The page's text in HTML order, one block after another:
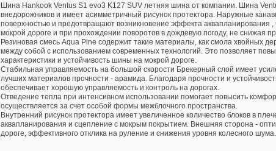
Шина Hankook Ventus S1 evo3 K127 SUV летняя шина от компании. Шина
внедорожников и имеет асимметричный рисунок протектора. Наружные
поверхностью и предотвращают возникновение эффекта
мокрой дороге и при прохождении поворотов в дождевую погоду, не снижая
Резиновая смесь Aqua Pine содержит такие материалы, как смола хвойных
между собой с использованием современных технологий. Это позволяет
характеристики и устойчивость шины на мокрой дороге.
Стабильная управляемость на большой скорости Брекерный слой имеет
лучших материалов прочности - арамида. Благодаря прочности и
обеспечивает хорошую управляемость и контроль на дорогах.
Отведение тепла при интенсивном использовании помогает повысить
осуществляется за счет особой формы межблочного пространства.
Внутренний рисунок протектора имеет увеличенное количество блоков в
аквапланирования и сцепление с мокрым покрытием. Внешняя сторона -
дороге, эффективного отклика на руление и снижения уровня колесного шума.